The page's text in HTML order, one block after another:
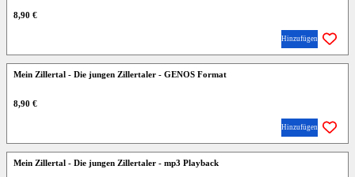
8,90 €
Hinzufügen
Mein Zillertal - Die jungen Zillertaler - GENOS Format
8,90 €
Hinzufügen
Mein Zillertal - Die jungen Zillertaler - mp3 Playback